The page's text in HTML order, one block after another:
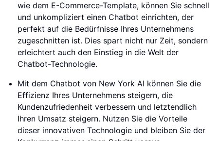
wie dem E-Commerce-Template, können Sie schnell
und unkompliziert einen Chatbot einrichten, der
perfekt auf die Bedürfnisse Ihres Unternehmens
zugeschnitten ist. Dies spart nicht nur Zeit, sondern
erleichtert auch den Einstieg in die Welt der
Chatbot-Technologie.
Mit dem Chatbot von New York AI können Sie die
Effizienz Ihres Unternehmens steigern, die
Kundenzufriedenheit verbessern und letztendlich
Ihren Umsatz steigern. Nutzen Sie die Vorteile
dieser innovativen Technologie und bleiben Sie der